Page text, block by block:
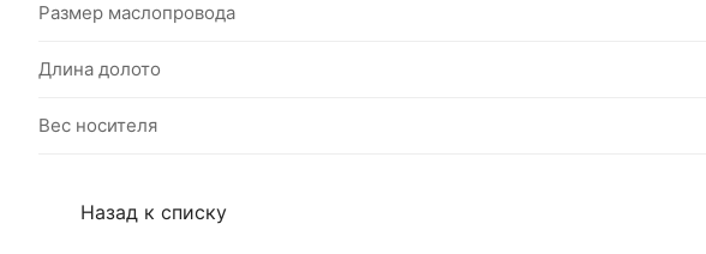
Размер маслопровода
Длина долото
Вес носителя
Назад к списку